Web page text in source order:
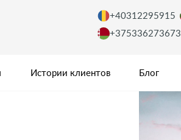
+40312295915
+375336273673
Истории клиентов Блог